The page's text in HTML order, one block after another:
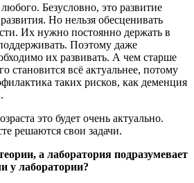
Безусловно, это развитие
Но нельзя обесценивать
Их нужно постоянно держать в
Поэтому даже
их развивать. А чем старше
становится всё актуальнее, потому
таких рисков, как деменция
это будет очень актуально.
решаются свои задачи.
а лаборатория подразумевает
у лаборатории?